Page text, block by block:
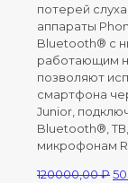
потерей
аппараты
Bluetooth® с
работающим
позволяют
смартфона
Junior,
Bluetooth®,
микрофонам
120000,00₽